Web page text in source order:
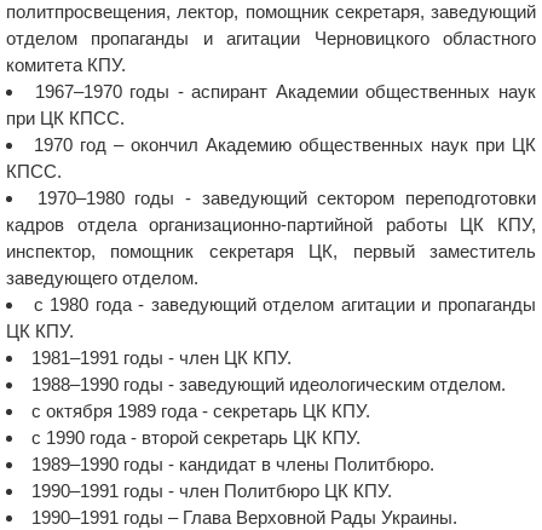
политпросвещения, лектор, помощник секретаря, заведующий
отделом пропаганды и агитации Черновицкого областного
комитета КПУ.
1967–1970 годы - аспирант Академии общественных наук
при ЦК КПСС.
1970 год – окончил Академию общественных наук при ЦК
КПСС.
1970–1980 годы - заведующий сектором переподготовки
кадров отдела организационно-партийной работы ЦК КПУ,
инспектор, помощник секретаря ЦК, первый заместитель
заведующего отделом.
с 1980 года - заведующий отделом агитации и пропаганды
ЦК КПУ.
1981–1991 годы - член ЦК КПУ.
1988–1990 годы - заведующий идеологическим отделом.
с октября 1989 года - секретарь ЦК КПУ.
с 1990 года - второй секретарь ЦК КПУ.
1989–1990 годы - кандидат в члены Политбюро.
1990–1991 годы - член Политбюро ЦК КПУ.
1990–1991 годы – Глава Верховной Рады Украины.